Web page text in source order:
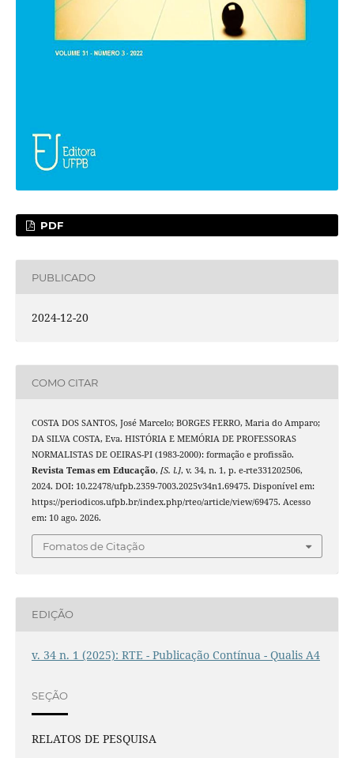
PDF
PUBLICADO
2024-12-20
COMO CITAR
COSTA DOS SANTOS, José Marcelo; BORGES FERRO, Maria do Amparo;
DA SILVA COSTA, Eva. HISTÓRIA E MEMÓRIA DE PROFESSORAS
NORMALISTAS DE OEIRAS-PI (1983-2000): formação e profissão.
Revista Temas em Educação, [S. l.], v. 34, n. 1, p. e-rte331202506,
2024. DOI: 10.22478/ufpb.2359-7003.2025v34n1.69475. Disponível em:
https://periodicos.ufpb.br/index.php/rteo/article/view/69475. Acesso
em: 10 ago. 2026.
Fomatos de Citação
EDIÇÃO
v. 34 n. 1 (2025): RTE - Publicação Contínua - Qualis A4
SEÇÃO
RELATOS DE PESQUISA